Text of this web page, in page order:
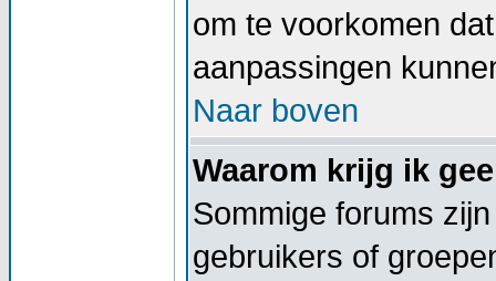
om te voorkomen
aanpassingen
Naar boven
Waarom krijg ik
Sommige forums
gebruikers of